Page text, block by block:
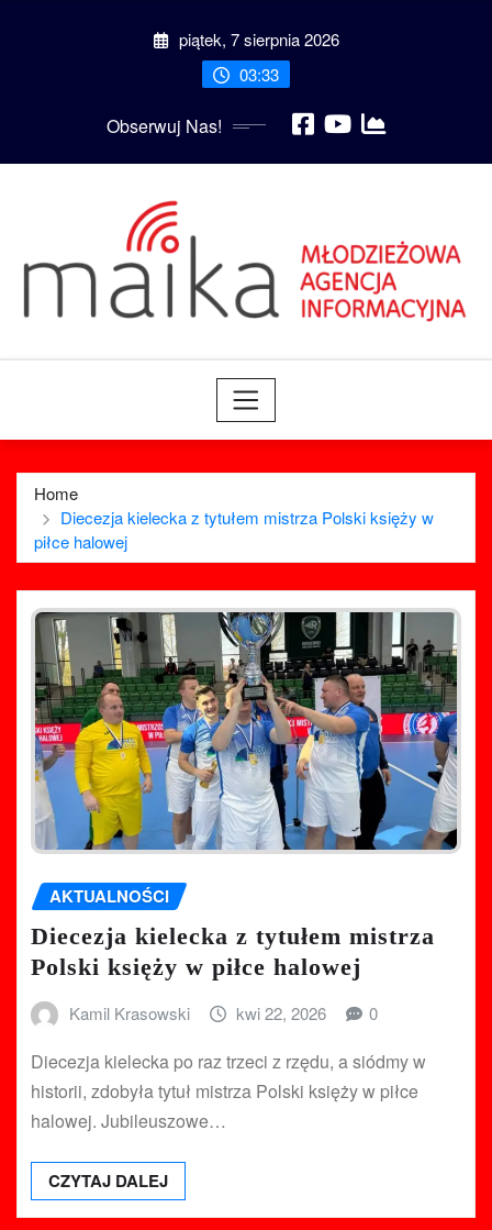
piątek, 7 sierpnia 2026
03:33
Obserwuj Nas!
Home
Diecezja kielecka z tytułem mistrza Polski księży w
piłce halowej
AKTUALNOŚCI
Diecezja kielecka z tytułem mistrza
Polski księży w piłce halowej
Kamil Krasowski kwi 22, 2026 0
Diecezja kielecka po raz trzeci z rzędu, a siódmy w
historii, zdobyła tytuł mistrza Polski księży w piłce
halowej. Jubileuszowe…
CZYTAJ DALEJ